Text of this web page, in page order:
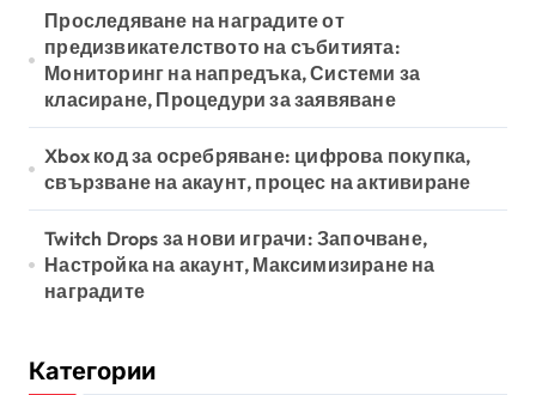
Проследяване на наградите от
предизвикателството на събитията:
Мониторинг на напредъка, Системи за
класиране, Процедури за заявяване
Xbox код за осребряване: цифрова покупка,
свързване на акаунт, процес на активиране
Twitch Drops за нови играчи: Започване,
Настройка на акаунт, Максимизиране на
наградите
Категории